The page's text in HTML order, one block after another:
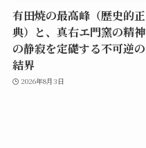
有田焼の最高峰（歴史的正
典）と、真右エ門窯の精神
の静寂を定礎する不可逆の
結界
2026年8月3日